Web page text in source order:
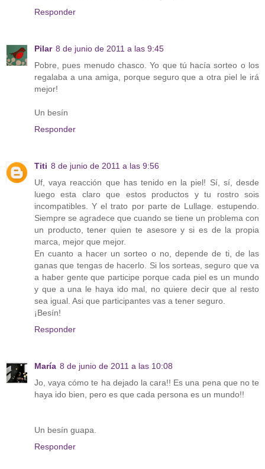
Responder
Pilar 8 de junio de 2011 a las 9:45
Pobre, pues menudo chasco. Yo que tú hacía sorteo o los
regalaba a una amiga, porque seguro que a otra piel le irá
mejor!
Un besín
Responder
Titi 8 de junio de 2011 a las 9:56
Uf, vaya reacción que has tenido en la piel! Sí, sí, desde
luego esta claro que estos productos y tu rostro sois
incompatibles. Y el trato por parte de Lullage. estupendo.
Siempre se agradece que cuando se tiene un problema con
un producto, tener quien te asesore y si es de la propia
marca, mejor que mejor.
En cuanto a hacer un sorteo o no, depende de ti, de las
ganas que tengas de hacerlo. Si los sorteas, seguro que va
a haber gente que participe porque cada piel es un mundo
y que a una le haya ido mal, no quiere decir que al resto
sea igual. Asi que participantes vas a tener seguro.
¡Besín!
Responder
María 8 de junio de 2011 a las 10:08
Jo, vaya cómo te ha dejado la cara!! Es una pena que no te
haya ido bien, pero es que cada persona es un mundo!!
Un besín guapa.
Responder